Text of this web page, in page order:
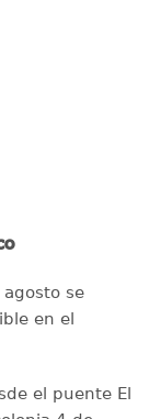
se
en el
el puente El